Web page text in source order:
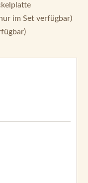
im Set verfügbar)
von 5 Sternen